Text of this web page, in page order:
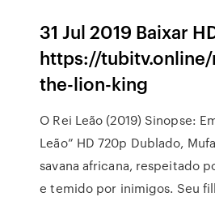
31 Jul 2019 Baixar
https://
the-lion-king
O Rei Leão (2019) Sinopse:
Leão” HD 720p Dublado,
savana africana, respeitado
e temido por inimigos. Seu